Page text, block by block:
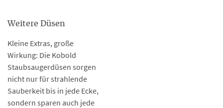
Weitere Düsen
Kleine Extras, große
Wirkung: Die Kobold
Staubsaugerdüsen sorgen
nicht nur für strahlende
Sauberkeit bis in jede Ecke,
sondern sparen auch jede